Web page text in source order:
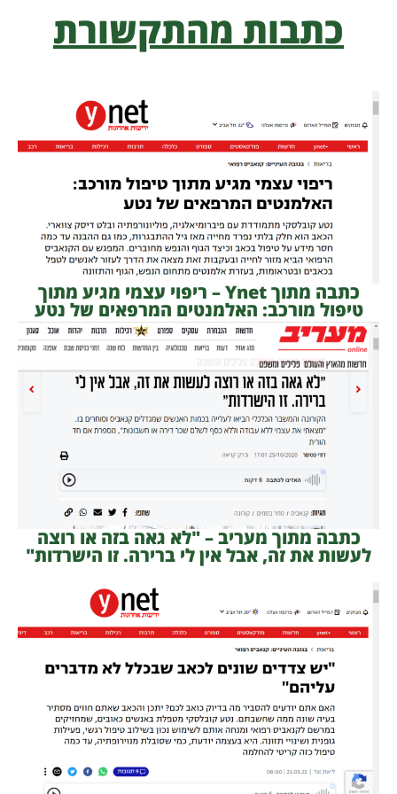
כתבות מהתקשורת
כתבה מתוך Ynet – ריפוי עצמי מגיע מתוך
טיפול מורכב: האלמנטים המרפאים של נטע
כתבה מתוך מעריב – "לא גאה בזה או רוצה
לעשות את זה, אבל אין לי ברירה. זו הישרדות"